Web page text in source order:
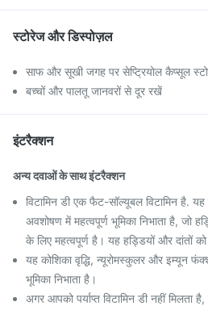
स्टोरेज और डिस्पोज़ल
साफ और सूखी जगह पर सेप्ट्रियोल कैप्सूल
बच्चों और पालतू जानवरों से दूर रखें
इंटरैक्शन
अन्य दवाओं के साथ इंटरैक्शन
विटामिन डी एक फैट-सॉल्यूबल विटामिन है.
अवशोषण में महत्वपूर्ण भूमिका निभाता है, जो
के लिए महत्वपूर्ण है। यह हड्डियों और दांतों
यह कोशिका वृद्धि, न्यूरोमस्कुलर और इम्यून
भूमिका निभाता है।
अगर आपको पर्याप्त विटामिन डी नहीं मिलता